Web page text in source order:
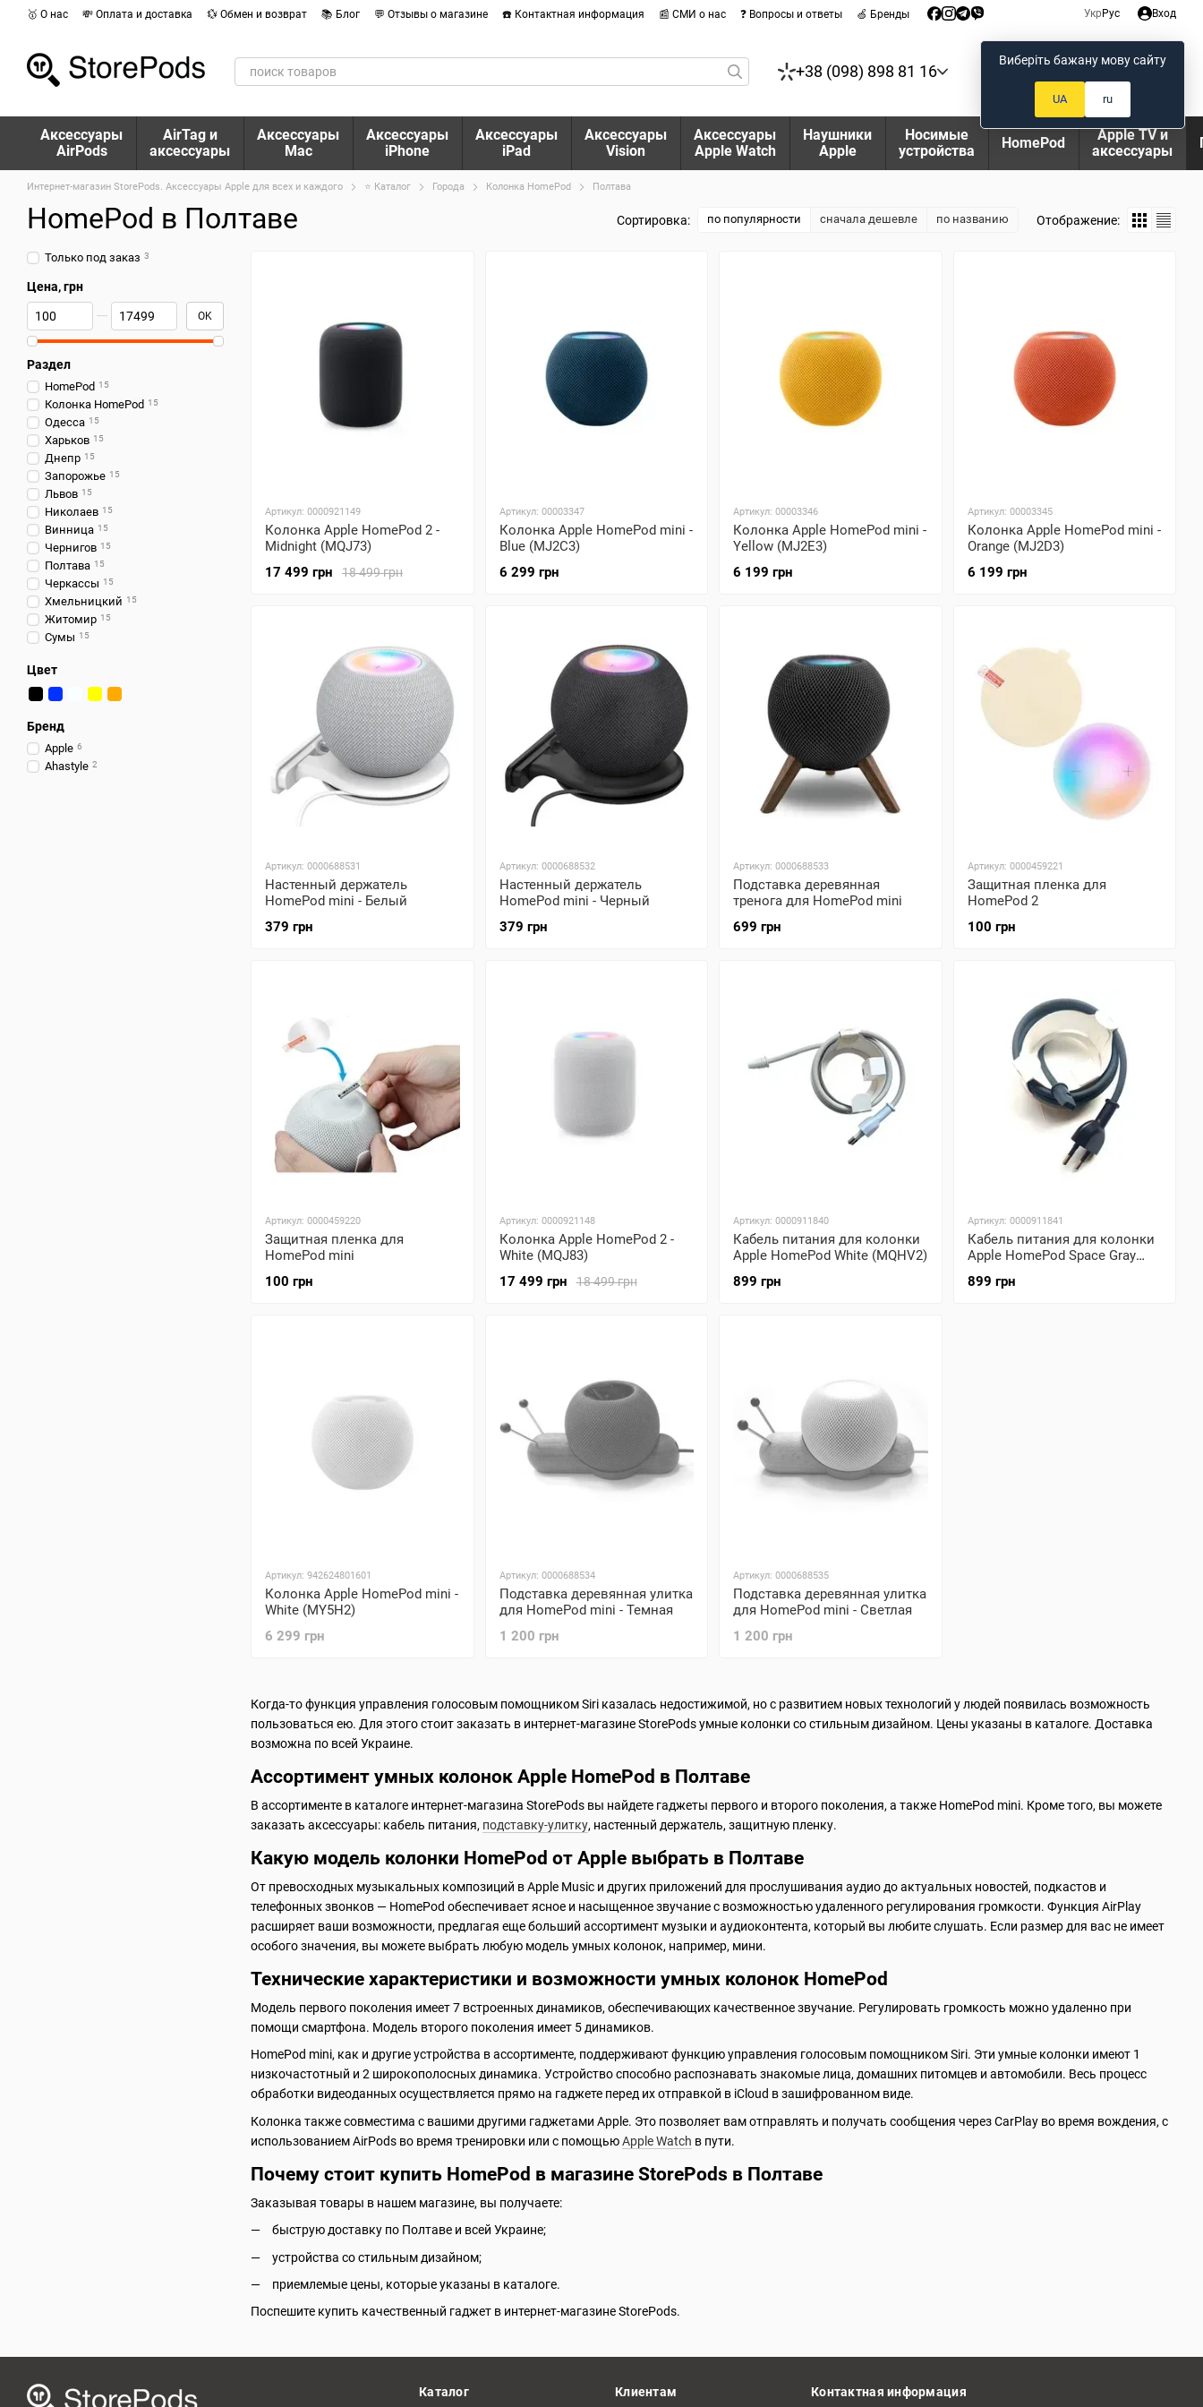
Перейти к основному контенту
🥇 О нас 💸 Оплата и доставка 💱 Обмен и возврат 📚 Блог 💬 Отзывы о магазине ☎️ Контактная информация 📰 СМИ о нас ❓ Вопросы и ответы 🍏 Бренды Укр Рус Вход
+38 (098) 898 81 16 Мой заказ
Аксессуары
AirPods
AirTag и
аксессуары
Аксессуары
Mac
Аксессуары
iPhone
Аксессуары
iPad
Аксессуары
Vision
Аксессуары
Apple Watch
Наушники
Apple
Носимые
устройства
HomePod
Apple TV и
аксессуары
Интернет-магазин StorePods. Аксессуары Apple для всех и каждого ⭐ Каталог Города Колонка HomePod Полтава
HomePod в Полтаве Сортировка: по популярности сначала дешевле по названию Отображение:
Когда-то функция управления голосовым помощником Siri казалась недостижимой, но с развитием новых технологий у людей появилась возможность
пользоваться ею. Для этого стоит заказать в интернет-магазине StorePods умные колонки со стильным дизайном. Цены указаны в каталоге. Доставка
возможна по всей Украине.
Ассортимент умных колонок Apple HomePod в Полтаве
В ассортименте в каталоге интернет-магазина StorePods вы найдете гаджеты первого и второго поколения, а также HomePod mini. Кроме того, вы можете
заказать аксессуары: кабель питания, подставку-улитку, настенный держатель, защитную пленку.
Какую модель колонки HomePod от Apple выбрать в Полтаве
От превосходных музыкальных композиций в Apple Music и других приложений для прослушивания аудио до актуальных новостей, подкастов и
телефонных звонков — HomePod обеспечивает ясное и насыщенное звучание с возможностью удаленного регулирования громкости. Функция AirPlay
расширяет ваши возможности, предлагая еще больший ассортимент музыки и аудиоконтента, который вы любите слушать. Если размер для вас не имеет
особого значения, вы можете выбрать любую модель умных колонок, например, мини.
Технические характеристики и возможности умных колонок HomePod
Модель первого поколения имеет 7 встроенных динамиков, обеспечивающих качественное звучание. Регулировать громкость можно удаленно при
помощи смартфона. Модель второго поколения имеет 5 динамиков.
HomePod mini, как и другие устройства в ассортименте, поддерживают функцию управления голосовым помощником Siri. Эти умные колонки имеют 1
низкочастотный и 2 широкополосных динамика. Устройство способно распознавать знакомые лица, домашних питомцев и автомобили. Весь процесс
обработки видеоданных осуществляется прямо на гаджете перед их отправкой в iCloud в зашифрованном виде.
Колонка также совместима с вашими другими гаджетами Apple. Это позволяет вам отправлять и получать сообщения через CarPlay во время вождения, с
использованием AirPods во время тренировки или с помощьюApple Watch в пути.
Почему стоит купить HomePod в магазине StorePods в Полтаве
Заказывая товары в нашем магазине, вы получаете:
быструю доставку по Полтаве и всей Украине;
устройства со стильным дизайном;
приемлемые цены, которые указаны в каталоге.
Поспешите купить качественный гаджет в интернет-магазине StorePods.
Артикул: 0000921149
Колонка Apple HomePod 2 -
Midnight (MQJ73)
18 499 грн
17 499 грн
Артикул: 00003347
Колонка Apple HomePod mini -
Blue (MJ2C3)
6 299 грн
Артикул: 00003346
Колонка Apple HomePod mini -
Yellow (MJ2E3)
6 199 грн
Артикул: 00003345
Колонка Apple HomePod mini -
Orange (MJ2D3)
6 199 грн
Артикул: 0000688531
Настенный держатель
HomePod mini - Белый
379 грн
Артикул: 0000688532
Настенный держатель
HomePod mini - Черный
379 грн
Артикул: 0000688533
Подставка деревянная
тренога для HomePod mini
699 грн
Артикул: 0000459221
Защитная пленка для
HomePod 2
100 грн
Артикул: 0000459220
Защитная пленка для
HomePod mini
100 грн
Артикул: 0000921148
Колонка Apple HomePod 2 -
White (MQJ83)
18 499 грн
17 499 грн
Артикул: 0000911840
Кабель питания для колонки
Apple HomePod White (MQHV2)
899 грн
Артикул: 0000911841
Кабель питания для колонки
Apple HomePod Space Gray
899 грн
Артикул: 942624801601
Колонка Apple HomePod mini -
White (MY5H2)
6 299 грн
Артикул: 0000688534
Подставка деревянная улитка
для HomePod mini - Темная
1 200 грн
Артикул: 0000688535
Подставка деревянная улитка
для HomePod mini - Светлая
1 200 грн
Только под заказ 3
Цена, грн
От Цена, грн
До Цена, грн OK
Раздел
HomePod 15
Колонка HomePod 15
Одесса 15
Харьков 15
Днепр 15
Запорожье 15
Львов 15
Николаев 15
Винница 15
Чернигов 15
Полтава 15
Черкассы 15
Хмельницкий 15
Житомир 15
Сумы 15
Ивано-Франковск
Кропивницкий
Кременчуг
Киев 15
Цвет
Бренд
Apple 6
Ahastyle 2
Каталог Клиентам Контактная информация
Виберіть бажану мову сайту
UA ru